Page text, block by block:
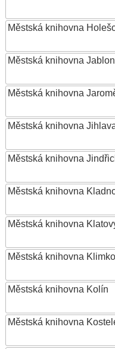
Městská knihovna
Městská knihovna
Městská knihovna
Městská knihovna
Městská knihovna
Městská knihovna
Městská knihovna
Městská knihovna
Městská knihovna Kolín
Městská knihovna